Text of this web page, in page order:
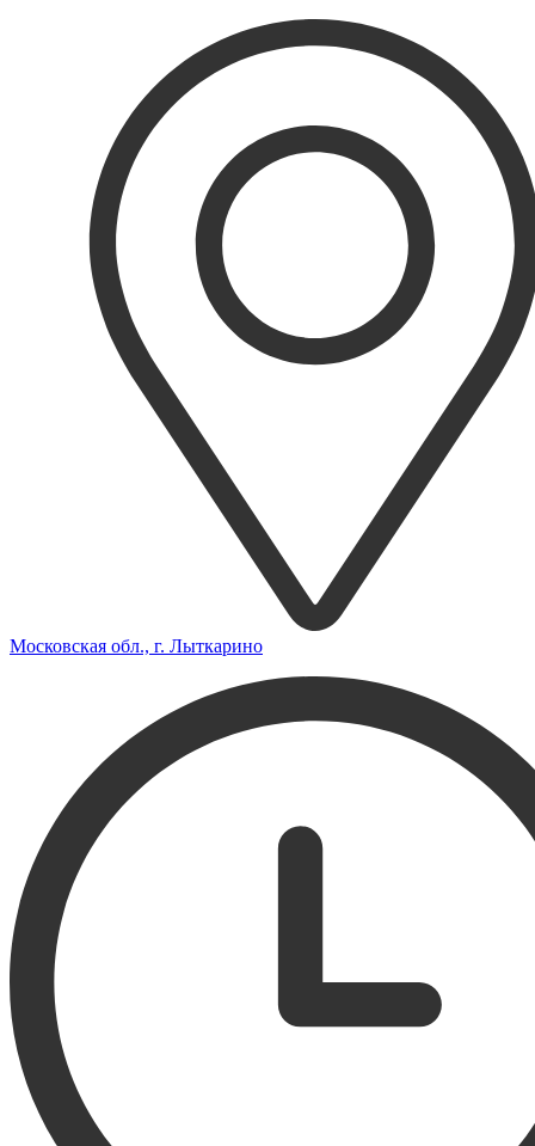
Московская обл., г. Лыткарино